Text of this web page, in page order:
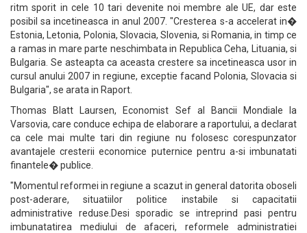
ritm sporit in cele 10 tari devenite noi membre ale UE, dar este
posibil sa incetineasca in anul 2007. "Cresterea s-a accelerat in�
Estonia, Letonia, Polonia, Slovacia, Slovenia, si Romania, in timp ce
a ramas in mare parte neschimbata in Republica Ceha, Lituania, si
Bulgaria. Se asteapta ca aceasta crestere sa incetineasca usor in
cursul anului 2007 in regiune, exceptie facand Polonia, Slovacia si
Bulgaria", se arata in Raport.
Thomas Blatt Laursen, Economist Sef al Bancii Mondiale la
Varsovia, care conduce echipa de elaborare a raportului, a declarat
ca cele mai multe tari din regiune nu folosesc corespunzator
avantajele cresterii economice puternice pentru a-si imbunatati
finantele� publice.
"Momentul reformei in regiune a scazut in general datorita oboseli
post-aderare, situatiilor politice instabile si capacitatii
administrative reduse.Desi sporadic se intreprind pasi pentru
imbunatatirea mediului de afaceri, reformele administratiei